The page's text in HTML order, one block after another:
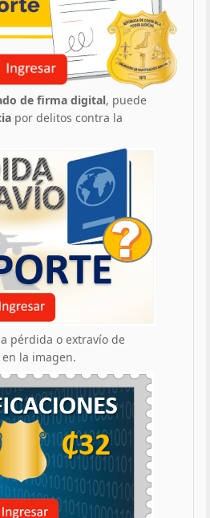
de firma digital, puede
por delitos contra la
pérdida o extravío de
la imagen.